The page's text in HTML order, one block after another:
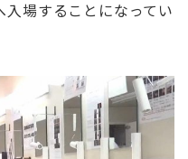
場することになってい